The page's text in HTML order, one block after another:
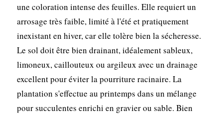
une coloration intense des feuilles. Elle requiert un
arrosage très faible, limité à l'été et pratiquement
inexistant en hiver, car elle tolère bien la sécheresse.
Le sol doit être bien drainant, idéalement sableux,
limoneux, caillouteux ou argileux avec un drainage
excellent pour éviter la pourriture racinaire. La
plantation s'effectue au printemps dans un mélange
pour succulentes enrichi en gravier ou sable. Bien